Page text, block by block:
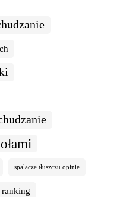
spalacze tłuszczu opinie
ranking